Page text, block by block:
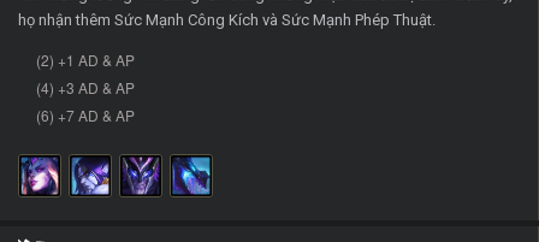
họ nhận thêm Sức Mạnh Công Kích và Sức Mạnh Phép Thuật.
(2) +1 AD & AP
(4) +3 AD & AP
(6) +7 AD & AP